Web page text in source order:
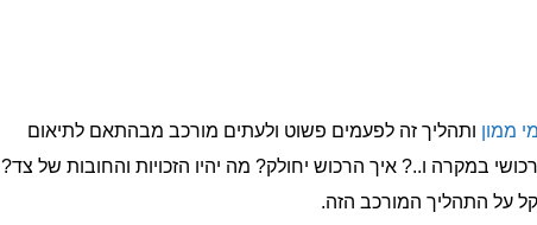
ממון ותהליך זה לפעמים פשוט ולעתים מורכב מבהתאם לתיאום
במקרה ו..? איך הרכוש יחולק? מה יהיו הזכויות והחובות של צד?
על התהליך המורכב הזה.